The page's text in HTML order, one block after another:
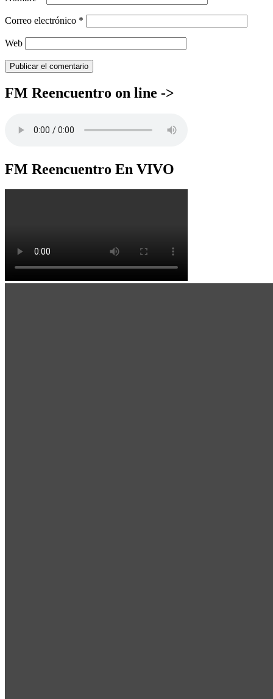
Correo electrónico *
Web
FM Reencuentro on line ->
FM Reencuentro En VIVO